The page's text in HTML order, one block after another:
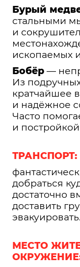
Бурый
стальными
и
ископаемых
Бобёр —
Из
кратчайшее
и надёжное
Часто
и
ТРАНСПОРТ:
добраться
достаточно
доставить
эвакуировать.
МЕСТО